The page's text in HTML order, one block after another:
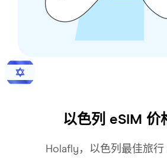
以色列 eSIM 价
Holafly，以色列最佳旅行